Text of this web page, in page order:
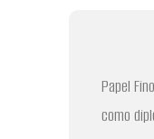
Papel
como